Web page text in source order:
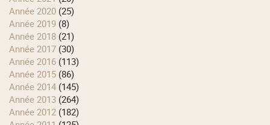
année 2020 (25)
année 2019 (8)
année 2018 (21)
année 2017 (30)
année 2016 (113)
année 2015 (86)
année 2014 (145)
année 2013 (264)
année 2012 (182)